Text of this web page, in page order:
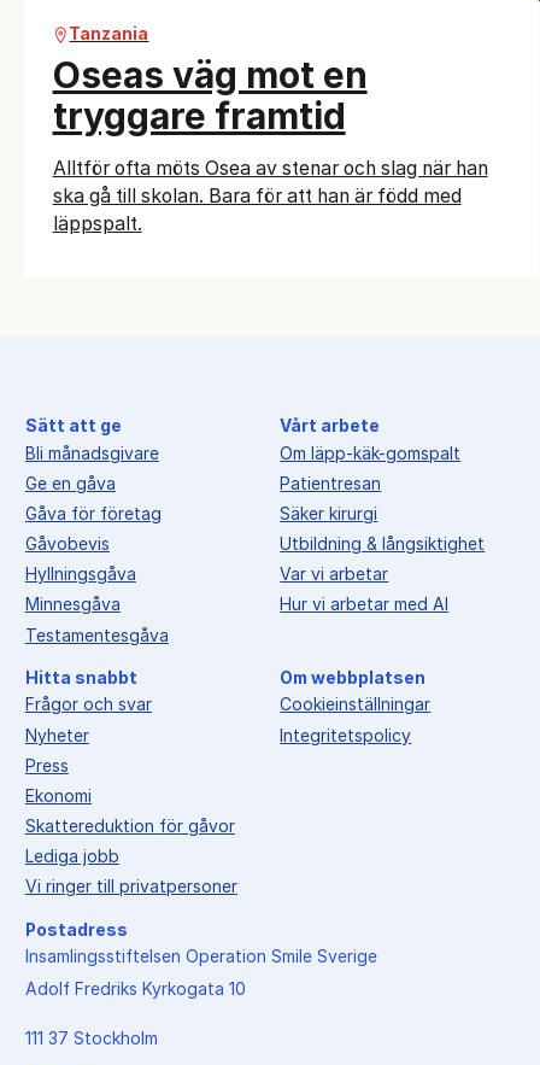
Tanzania
Oseas väg mot en
tryggare framtid
Alltför ofta möts Osea av stenar och slag när han
ska gå till skolan. Bara för att han är född med
läppspalt.
Sätt att ge
Bli månadsgivare
Ge en gåva
Gåva för företag
Gåvobevis
Hyllningsgåva
Minnesgåva
Testamentesgåva
Vårt arbete
Om läpp-käk-gomspalt
Patientresan
Säker kirurgi
Utbildning & långsiktighet
Var vi arbetar
Hur vi arbetar med AI
Hitta snabbt
Frågor och svar
Nyheter
Press
Ekonomi
Skattereduktion för gåvor
Lediga jobb
Vi ringer till privatpersoner
Om webbplatsen
Cookieinställningar
Integritetspolicy
Postadress
Insamlingsstiftelsen Operation Smile Sverige
Adolf Fredriks Kyrkogata 10
111 37 Stockholm